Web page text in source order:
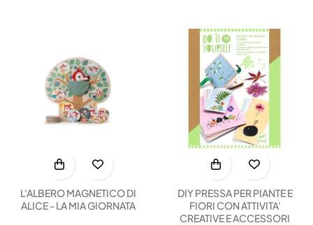
L'ALBERO MAGNETICO DI
ALICE - LA MIA GIORNATA
DIY PRESSA PER PIANTE E
FIORI CON ATTIVITA'
CREATIVE E ACCESSORI